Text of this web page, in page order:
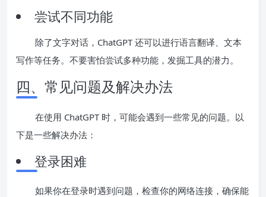
尝试不同功能
除了文字对话，ChatGPT 还可以进行语言翻译、文本
写作等任务。不要害怕尝试多种功能，发掘工具的潜力。
四、常见问题及解决办法
在使用 ChatGPT 时，可能会遇到一些常见的问题。以
下是一些解决办法：
登录困难
如果你在登录时遇到问题，检查你的网络连接，确保能